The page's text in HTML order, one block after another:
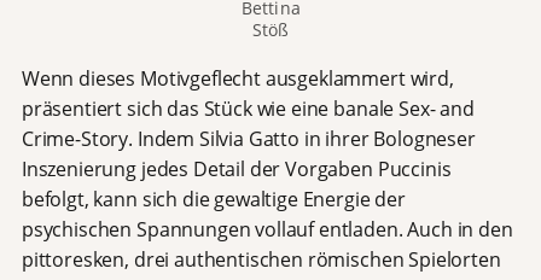
Bettina
Stöß
Wenn dieses Motivgeflecht ausgeklammert wird,
präsentiert sich das Stück wie eine banale Sex- and
Crime-Story. Indem Silvia Gatto in ihrer Bologneser
Inszenierung jedes Detail der Vorgaben Puccinis
befolgt, kann sich die gewaltige Energie der
psychischen Spannungen vollauf entladen. Auch in den
pittoresken, drei authentischen römischen Spielorten